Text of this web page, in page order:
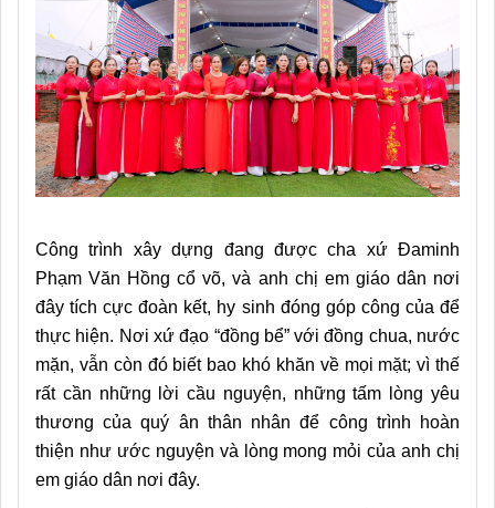
Công trình xây dựng đang được cha xứ Đaminh
Phạm Văn Hồng cổ võ, và anh chị em giáo dân nơi
đây tích cực đoàn kết, hy sinh đóng góp công của để
thực hiện. Nơi xứ đạo “đồng bể” với đồng chua, nước
mặn, vẫn còn đó biết bao khó khăn về mọi mặt; vì thế
rất cần những lời cầu nguyện, những tấm lòng yêu
thương của quý ân thân nhân để công trình hoàn
thiện như ước nguyện và lòng mong mỏi của anh chị
em giáo dân nơi đây.